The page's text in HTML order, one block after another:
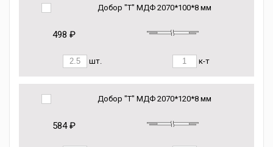
Добор "Т" МДФ 2070*100*8 мм
498 ₽
шт. к-т
Добор "Т" МДФ 2070*120*8 мм
584 ₽